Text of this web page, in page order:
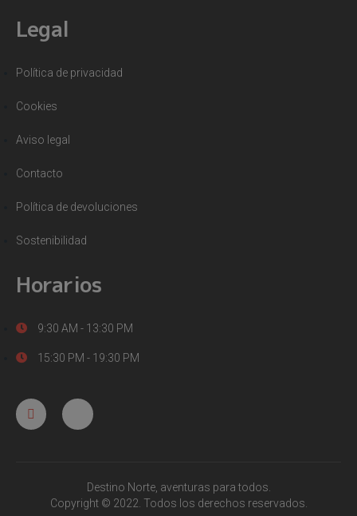
Legal
Política de privacidad
Cookies
Aviso legal
Contacto
Política de devoluciones
Sostenibilidad
Horarios
9:30 AM - 13:30 PM
15:30 PM - 19:30 PM
Destino Norte, aventuras para todos.
Copyright © 2022. Todos los derechos reservados.